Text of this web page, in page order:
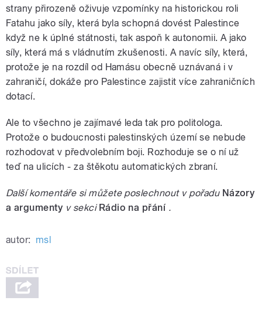
strany přirozeně oživuje vzpomínky na historickou roli
Fatahu jako síly, která byla schopná dovést Palestince
když ne k úplné státnosti, tak aspoň k autonomii. A jako
síly, která má s vládnutím zkušenosti. A navíc síly, která,
protože je na rozdíl od Hamásu obecně uznávaná i v
zahraničí, dokáže pro Palestince zajistit více zahraničních
dotací.
Ale to všechno je zajímavé leda tak pro politologa.
Protože o budoucnosti palestinských území se nebude
rozhodovat v předvolebním boji. Rozhoduje se o ní už
teď na ulicích - za štěkotu automatických zbraní.
Další komentáře si můžete poslechnout v pořadu Názory
a argumenty v sekci Rádio na přání .
autor: msl